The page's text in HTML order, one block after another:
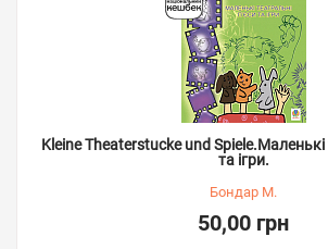
Kleine Theaterstucke und Spiele.Маленькі
та ігри.
Бондар М.
50,00 грн